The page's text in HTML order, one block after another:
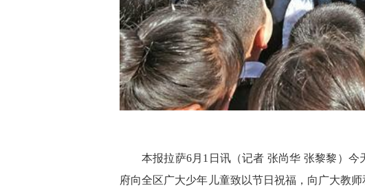
本报拉萨6月1日讯（记者 张尚华 张黎黎）
府向全区广大少年儿童致以节日祝福，向广大教